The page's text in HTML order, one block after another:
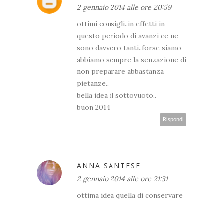
2 gennaio 2014 alle ore 20:59
ottimi consigli..in effetti in
questo periodo di avanzi ce ne
sono davvero tanti..forse siamo
abbiamo sempre la senzazione di
non preparare abbastanza
pietanze..
bella idea il sottovuoto..
buon 2014
Rispondi
ANNA SANTESE
2 gennaio 2014 alle ore 21:31
ottima idea quella di conservare